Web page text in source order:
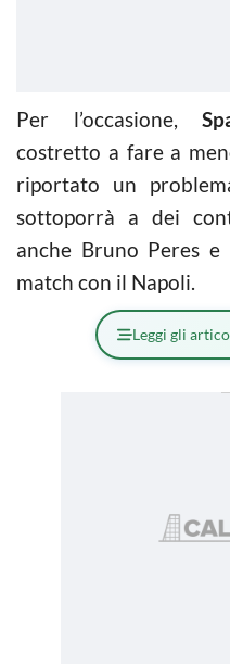
Per l’occasione,
costretto a fare a
riportato un
sottoporrà a dei
anche Bruno Peres
match con il Napoli.
Leggi gli